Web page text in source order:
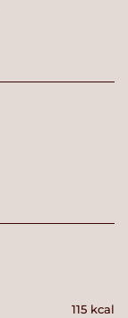
115 kcal